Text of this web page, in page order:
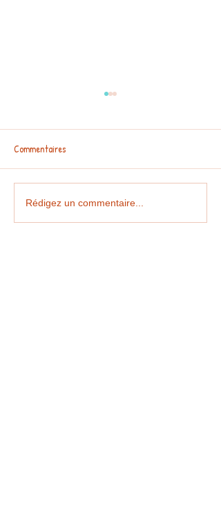
MEDIATHEQUE MATERNELLE
Commentaires
Rédigez un commentaire...